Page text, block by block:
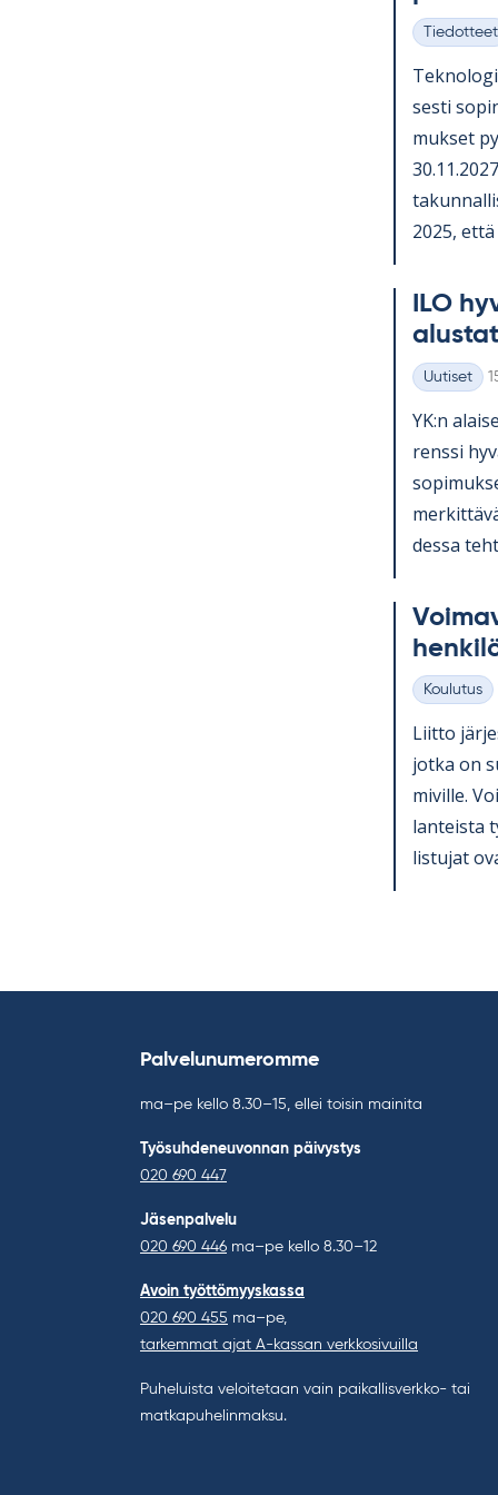
Kategoriat
Tiedotteet
sesti
muk­set
2025,
ILO
Kategoriat
Uutiset
YK:n
renssi
dessa
Kategoriat
Koulutus
Liitto
jotka on
mi­ville.
lan­teista
lis­tu­jat
Palvelunumeromme
ma–pe kello 8.30–15, ellei toisin mainita
Työsuhdeneuvonnan päivystys
020 690 447
Jäsenpalvelu
020 690 446 ma–pe kello 8.30–12
Avoin työttömyyskassa
020 690 455 ma–pe,
tarkemmat ajat A-kassan verkkosivuilla
Puheluista veloitetaan vain paikallisverkko- tai
matkapuhelinmaksu.